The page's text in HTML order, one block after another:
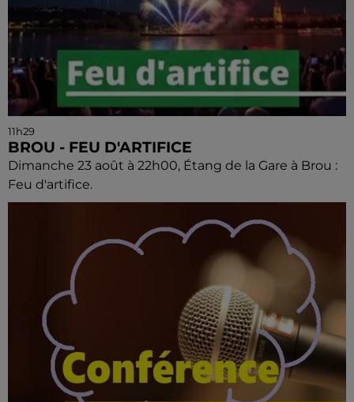
11h29
BROU - FEU D'ARTIFICE
Dimanche 23 août à 22h00, Étang de la Gare à Brou :
Feu d'artifice.